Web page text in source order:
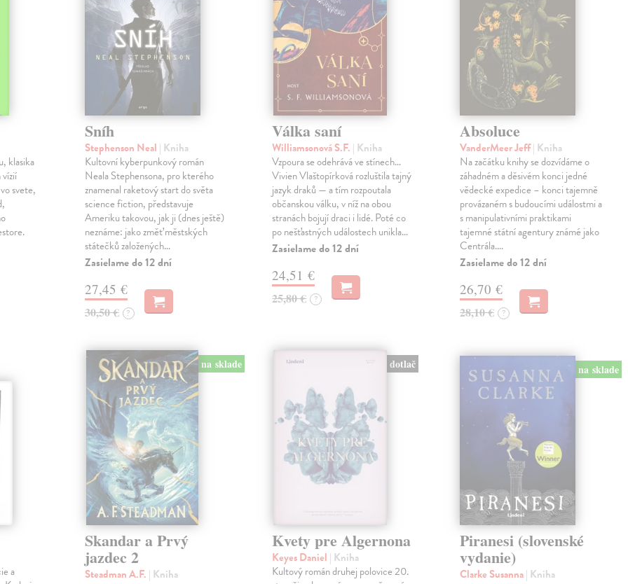
klasika
svete,
Sníh
Stephenson Neal | Kniha
Kultovní kyberpunkový román
Neala Stephensona, pro kterého
znamenal raketový start do světa
science fiction, představuje
Ameriku takovou, jak ji (dnes ještě)
neznáme: jako změť městských
státečků založených…
Zasielame do 12 dní
27,45 €
30,50 € ?
Válka saní
Williamsonová S.F. | Kniha
Vzpoura se odehrává ve stínech…
Vivien Vlaštopírková rozluštila tajný
jazyk draků — a tím rozpoutala
občanskou válku, v níž na obou
stranách bojují draci i lidé. Poté co
po nešťastných událostech unikla…
Zasielame do 12 dní
24,51 €
25,80 € ?
Absoluce
VanderMeer Jeff| Kniha
Na začátku knihy se dozvídáme o
záhadném a děsivém konci jedné
vědecké expedice – konci tajemně
provázaném s budoucími událostmi a
s manipulativními praktikami
tajemné státní agentury známé jako
Centrála.…
Zasielame do 12 dní
26,70 €
28,10 € ?
a
na sklade
Skandar a Prvý
jazdec 2
Steadman A.F. | Kniha
dotlač
Kvety pre Algernona
Keyes Daniel | Kniha
Kultový román druhej polovice 20.
na sklade
Piranesi (slovenské
vydanie)
Clarke Susanna| Kniha